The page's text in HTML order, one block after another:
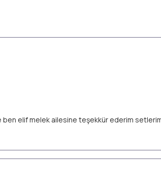
ben elif melek ailesine teşekkür ederim